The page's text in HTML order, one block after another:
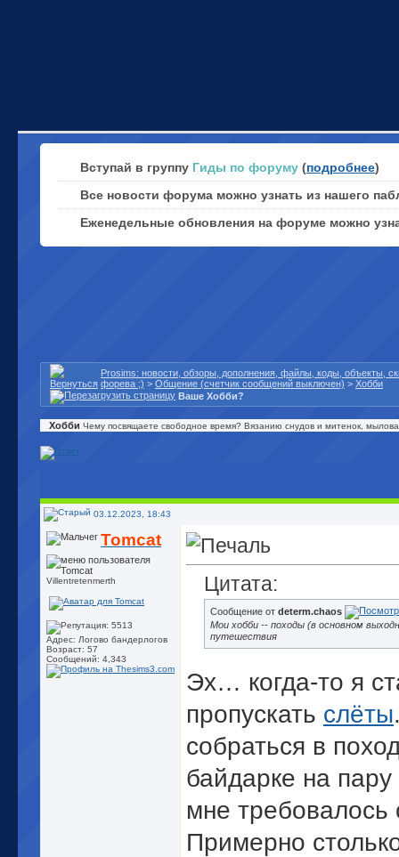
Вступай в группу Гиды по форуму (подробнее)
Все новости форума можно узнать из нашего
Еженедельные обновления на форуме можно
Prosims: новости, обзоры, дополнения, файлы, коды, объекты,
форева ;) > Общение (счетчик сообщений выключен) > Хобби
Ваше Хобби?
Хобби Чему посвящаете свободное время? Вязанию снудов и митенок,
03.12.2023, 18:43
Tomcat
Villentretenmerth
Адрес: Логово бандерлогов
Возраст: 57
Сообщений: 4,343
Цитата:
Сообщение от determ.chaos
Мои хобби -- походы (в основном
путешествия
Эх… когда-то я
пропускать слёты
собраться в
байдарке на
мне требовалось
Примерно